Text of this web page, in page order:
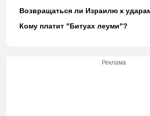
Возвращаться ли Израилю к
Кому платит "Битуах леуми"?
Реклама